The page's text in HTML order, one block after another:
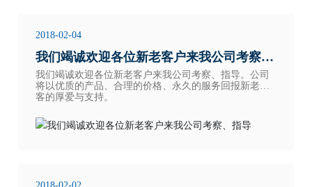
2018-02-04
我们竭诚欢迎各位新老客户来我公司考察、
指导
我们竭诚欢迎各位新老客户来我公司考察、指导。公司
将以优质的产品、合理的价格、永久的服务回报新老顾
客的厚爱与支持。